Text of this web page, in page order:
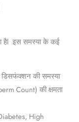
हैlइस समस्या के कई
की समस्या
Count) की क्षमता
High